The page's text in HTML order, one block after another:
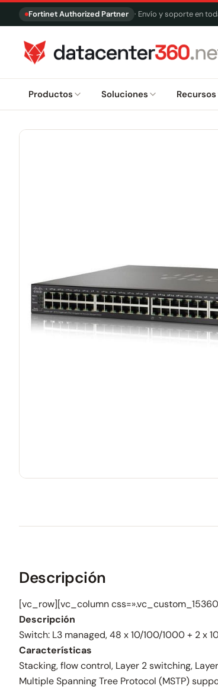
Fortinet Authorized Partner · Envío y soporte en
Productos Soluciones Recursos
Descripción
[vc_row][vc_column
Descripción
Switch: L3 managed, 48 x 10/100/1000 + 2 x
Características
Stacking, flow control, Layer 2 switching,
Multiple Spanning Tree Protocol (MSTP)